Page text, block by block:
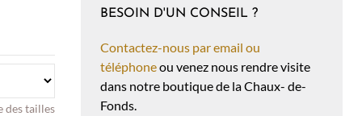
des tailles
BESOIN D'UN CONSEIL ?
Contactez-nous par email ou
téléphoneou venez nous rendre visite
dans notre boutique de la Chaux- de-
Fonds.